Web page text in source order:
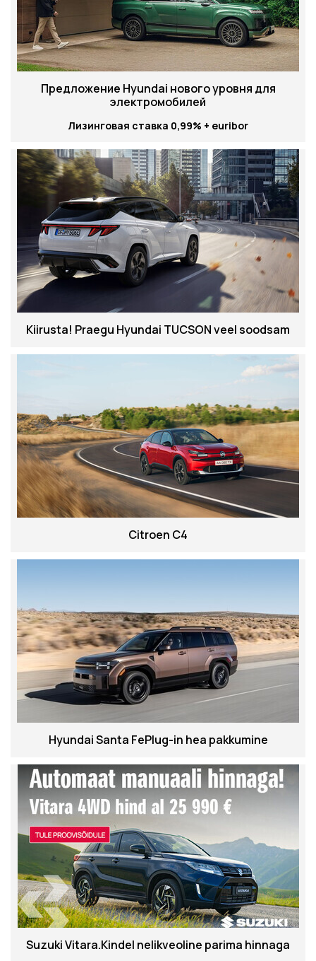
Предложение Hyundai нового уровня для
электромобилей
Лизинговая ставка 0,99% + euribor
Kiirusta! Praegu Hyundai TUCSON veel soodsam
Citroen C4
Hyundai Santa FePlug-in hea pakkumine
Suzuki Vitara.Kindel nelikveoline parima hinnaga